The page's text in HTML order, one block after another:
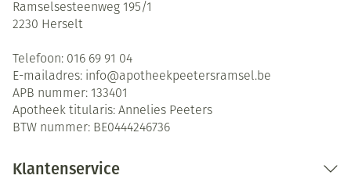
Ramselsesteenweg 195/1
2230 Herselt
Telefoon: 016 69 91 04
E-mailadres: info@apotheekpeetersramsel.be
APB nummer: 133401
Apotheek titularis: Annelies Peeters
BTW nummer: BE0444246736
Klantenservice